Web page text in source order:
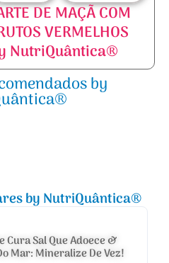
DE MAÇÃ COM
VERMELHOS
NutriQuântica®
by
by NutriQuântica®
Cura Sal Que Adoece &
Mar: Mineralize De Vez!